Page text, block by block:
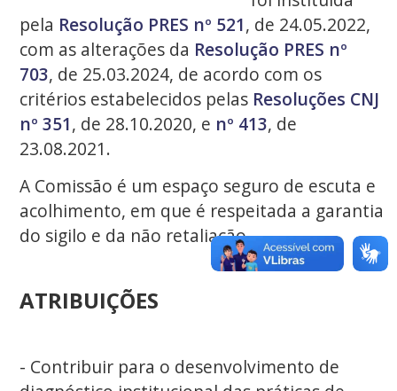
pela Resolução PRES nº 521, de 24.05.2022,
com as alterações da Resolução PRES nº
703, de 25.03.2024, de acordo com os
critérios estabelecidos pelas Resoluções CNJ
nº 351, de 28.10.2020, e nº 413, de
23.08.2021.
A Comissão é um espaço seguro de escuta e
acolhimento, em que é respeitada a garantia
do sigilo e da não retaliação.
ATRIBUIÇÕES
- Contribuir para o desenvolvimento de